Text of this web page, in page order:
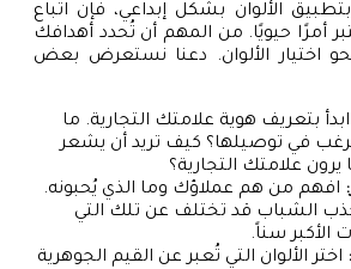
الألوان بشكل إبداعي، فإن اتباع
أمرًا حيويًا. من المهم أن تُحدد أهدافك
اختيار الألوان. دعنا نستعرض بعض
ابدأ بتعريف هوية علامتك التجارية. ما
ترغب في توصيلها؟ كيف تريد أن يشعر
يرون علامتك التجارية؟
افهم من هم عملاؤك وما الذي يُحبونه.
تجذب الشباب قد تختلف عن تلك التي
الأكبر سناً.
اختر الألوان التي تُعبر عن القيم الجوهرية